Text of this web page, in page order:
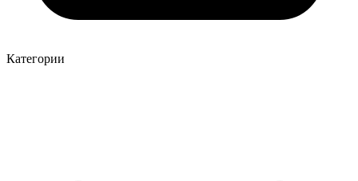
Категории